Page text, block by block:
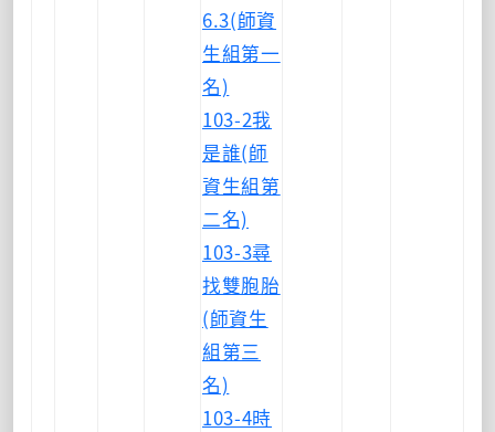
6.3(師資
生組第一
名)
103-2我
是誰(師
資生組第
二名)
103-3尋
找雙胞胎
(師資生
組第三
名)
103-4時